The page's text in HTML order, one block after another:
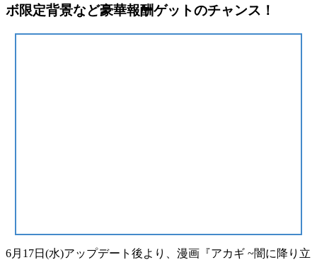
ボ限定背景など豪華報酬ゲットのチャンス！
6月17日(水)アップデート後より、漫画『アカギ ~闇に降り立